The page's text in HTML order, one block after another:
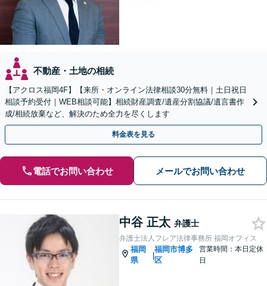
不動産・土地の相続
【アクロス福岡4F】【来所・オンライン法律相談30分無料｜土日祝日
相談予約受付｜WEB相談可能】相続財産調査/遺産分割協議/遺言書作
成/相続放棄など、解決のため全力を尽くします
料金表を見る
電話でお問い合わせ メールでお問い合わせ
中谷 正太 弁護士
弁護士法人フレア法律事務所 福岡オフィス
福岡
県
|
福岡市博多
区
営業時間：本日定休
日